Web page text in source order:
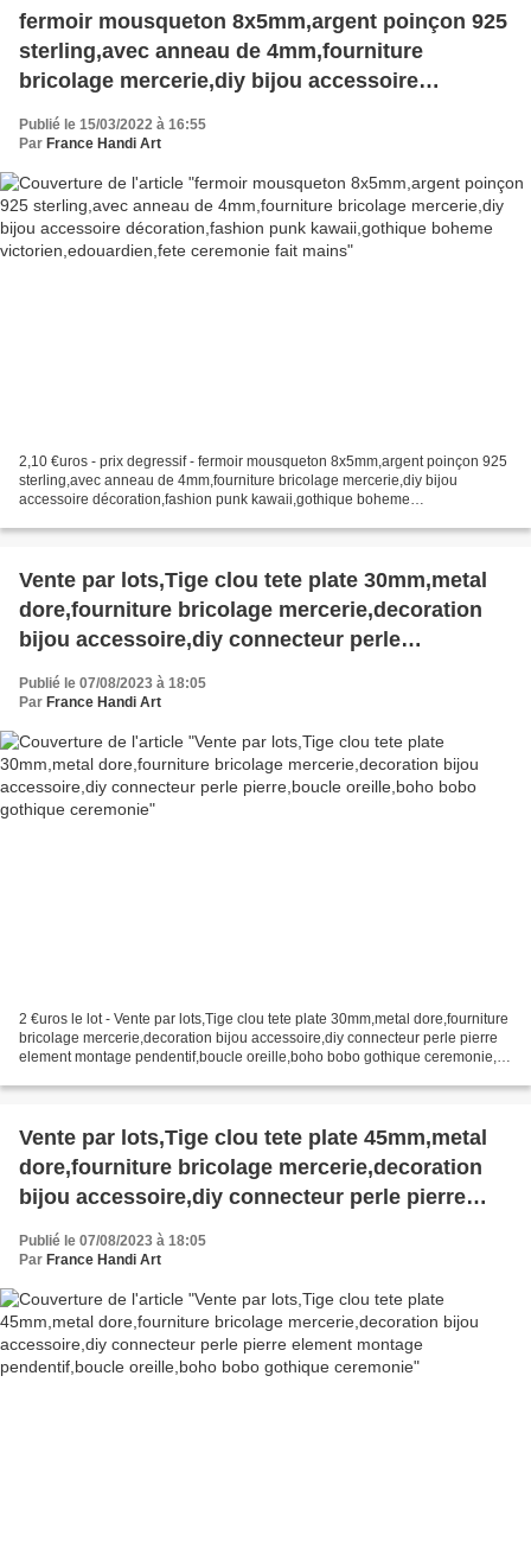
fermoir mousqueton 8x5mm,argent poinçon 925
sterling,avec anneau de 4mm,fourniture
bricolage mercerie,diy bijou accessoire
décoration,fashion punk kawaii,gothique
boheme victorien,edouardien,fete ceremonie fait
Publié le 15/03/2022 à 16:55
Par France Handi Art
2,10 €uros - prix degressif - fermoir mousqueton 8x5mm,argent poinçon 925
sterling,avec anneau de 4mm,fourniture bricolage mercerie,diy bijou
accessoire décoration,fashion punk kawaii,gothique boheme
Vente par lots,Tige clou tete plate 30mm,metal
dore,fourniture bricolage mercerie,decoration
bijou accessoire,diy connecteur perle
ceremonie
Publié le 07/08/2023 à 18:05
Par France Handi Art
2 €uros le lot - Vente par lots,Tige clou tete plate 30mm,metal dore,fourniture
bricolage mercerie,decoration bijou accessoire,diy connecteur perle pierre
element montage pendentif,boucle oreille,boho bobo gothique ceremonie,
Vente par lots,Tige clou tete plate 45mm,metal
dore,fourniture bricolage mercerie,decoration
bijou accessoire,diy connecteur perle pierre
element montage pendentif,boucle oreille,boho
bobo gothique ceremonie
Publié le 07/08/2023 à 18:05
Par France Handi Art